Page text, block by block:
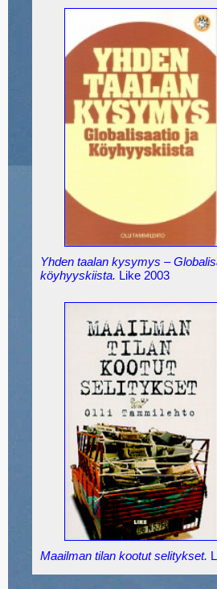
Yhden taalan kysymys –
köyhyyskiista. Like 2003
Maailman tilan kootut selitykset.